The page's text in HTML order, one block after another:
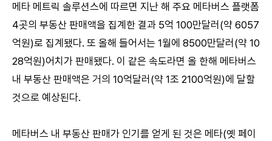
메타 메트릭 솔루션스에 따르면 지난 해 주요 메타버스 플랫폼
4곳의 부동산 판매액을 집계한 결과 5억 100만달러(약 6057
억원)로 집계됐다. 또 올해 들어서는 1월에 8500만달러(약 10
28억원)어치가 판매됐다. 이 같은 속도라면 올 한해 메타버스
내 부동산 판매액은 거의 10억달러(약 1조 2100억원)에 달할
것으로 예상된다.
메타버스 내 부동산 판매가 인기를 얻게 된 것은 메타(옛 페이